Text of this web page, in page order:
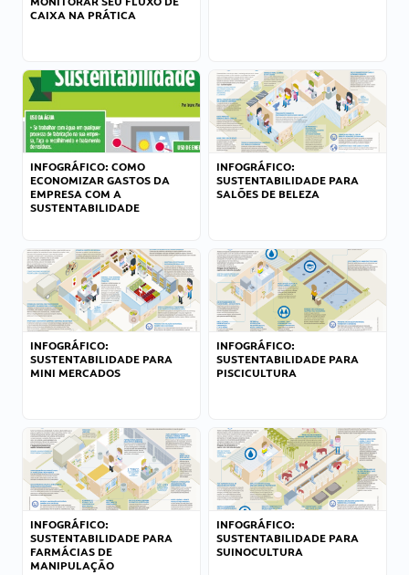
CAIXA NA PRÁTICA
INFOGRÁFICO: COMO
ECONOMIZAR GASTOS DA
EMPRESA COM A
SUSTENTABILIDADE
INFOGRÁFICO:
SUSTENTABILIDADE PARA
SALÕES DE BELEZA
INFOGRÁFICO:
SUSTENTABILIDADE PARA
MINI MERCADOS
INFOGRÁFICO:
SUSTENTABILIDADE PARA
PISCICULTURA
INFOGRÁFICO:
SUSTENTABILIDADE PARA
FARMÁCIAS DE
MANIPULAÇÃO
INFOGRÁFICO:
SUSTENTABILIDADE PARA
SUINOCULTURA